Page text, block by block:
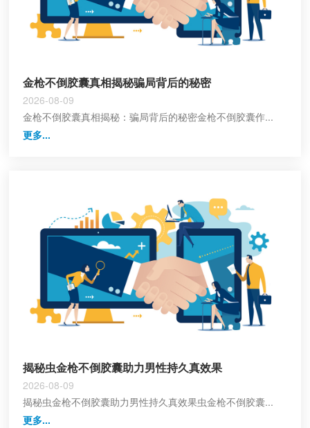
金枪不倒胶囊真相揭秘骗局背后的秘密
2026-08-09
金枪不倒胶囊真相揭秘：骗局背后的秘密金枪不倒胶囊作...
更多...
揭秘虫金枪不倒胶囊助力男性持久真效果
2026-08-09
揭秘虫金枪不倒胶囊助力男性持久真效果虫金枪不倒胶囊...
更多...